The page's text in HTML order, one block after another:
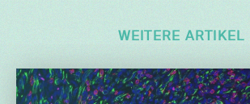
WEITERE ARTIKEL